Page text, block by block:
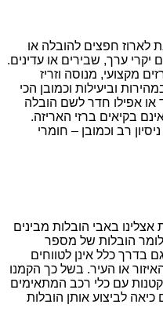
לארוז חפצים להובלה או
ערך, שבירים או עדינים.
מקצועי, מנוסה וזריז
וביעילות וכמובן הכי
אפילו חדר לשם הובלה
בקיאים ברזי האריזה.
רב וכמובן – חומרי
באבי הובלות מבינים
הובלות של מספר
בדרך כלל אינן לטווחים
או העיר. בשל כך הקמנו
עם כלי רכב המתאימים
כיאה לביצוע אותן הובלות